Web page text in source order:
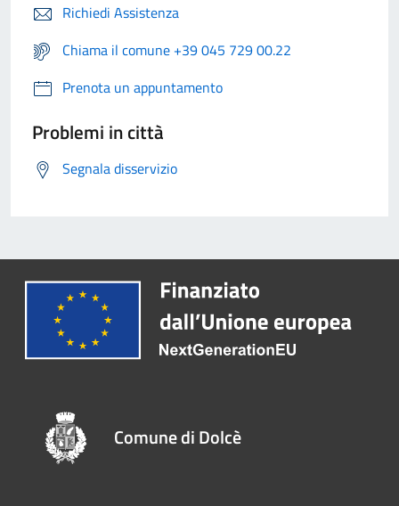
Richiedi Assistenza
Chiama il comune +39 045 729 00.22
Prenota un appuntamento
Problemi in città
Segnala disservizio
Comune di Dolcè